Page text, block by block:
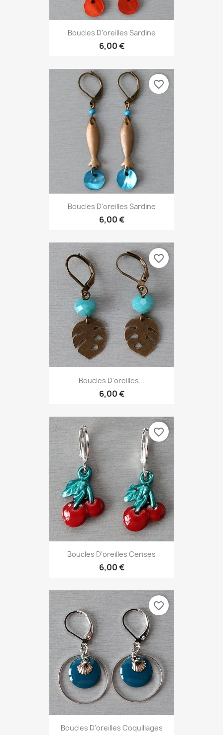
Boucles D'oreilles Sardine
6,00 €
Boucles D'oreilles Sardine
6,00 €
favorite_border
Boucles D'oreilles...
6,00 €
favorite_border
Boucles D'oreilles Cerises
6,00 €
favorite_border
Boucles D'oreilles Coquillages
favorite_border